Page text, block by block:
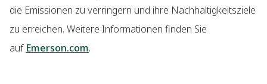
die Emissionen zu verringern und ihre Nachhaltigkeitsziele
zu erreichen. Weitere Informationen finden Sie
auf Emerson.com.